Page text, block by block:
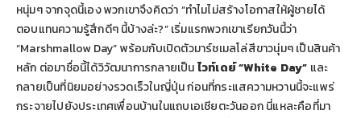
หนุ่มๆ จากจุดนี้เอง พวกเขาจึงคิดว่า “ทำไมไม่สร้างโอกาสให้ผู้ชายได้
ตอบแทนความรู้สึกดีๆ นี้บ้างล่ะ?” เริ่มแรกพวกเขาเรียกวันนี้ว่า
“Marshmallow Day” พร้อมกับเปิดตัวมาร์ชเมลโล่สีขาวนุ่มๆ เป็นสินค้า
หลัก ต่อมาชื่อนี้ได้วิวัฒนาการกลายเป็นไวท์เดย์ “White Day” และ
กลายเป็นที่นิยมอย่างรวดเร็วในญี่ปุ่น ก่อนที่กระแสความหวานนี้จะแพร่
กระจายไปยังประเทศเพื่อนบ้านในแถบเอเชียตะวันออก นี่แหละคือที่มา